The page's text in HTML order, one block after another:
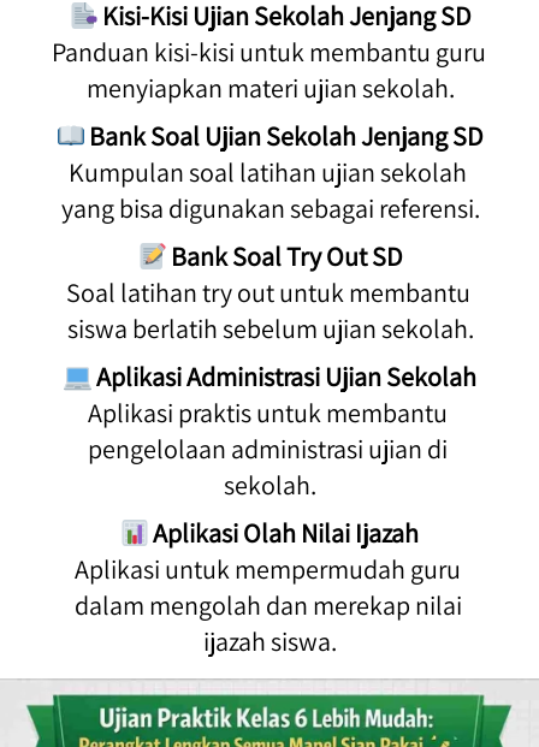
Kisi-Kisi Ujian Sekolah Jenjang SD
Panduan kisi-kisi untuk membantu guru
menyiapkan materi ujian sekolah.
Bank Soal Ujian Sekolah Jenjang SD
Kumpulan soal latihan ujian sekolah
yang bisa digunakan sebagai referensi.
Bank Soal Try Out SD
Soal latihan try out untuk membantu
siswa berlatih sebelum ujian sekolah.
Aplikasi Administrasi Ujian Sekolah
Aplikasi praktis untuk membantu
pengelolaan administrasi ujian di
sekolah.
Aplikasi Olah Nilai Ijazah
Aplikasi untuk mempermudah guru
dalam mengolah dan merekap nilai
ijazah siswa.